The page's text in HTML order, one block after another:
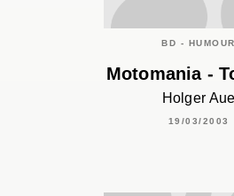
BD - HUMOUR
Motomania -
Holger Aue
19/03/2003